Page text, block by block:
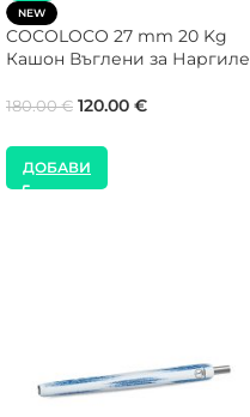
NEW
COCOLOCO 27 mm 20 Kg
Кашон Въглени за Наргиле
180.00€ 120.00 €
ДОБАВИ